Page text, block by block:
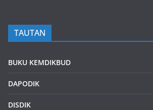
TAUTAN
BUKU KEMDIKBUD
DAPODIK
DISDIK